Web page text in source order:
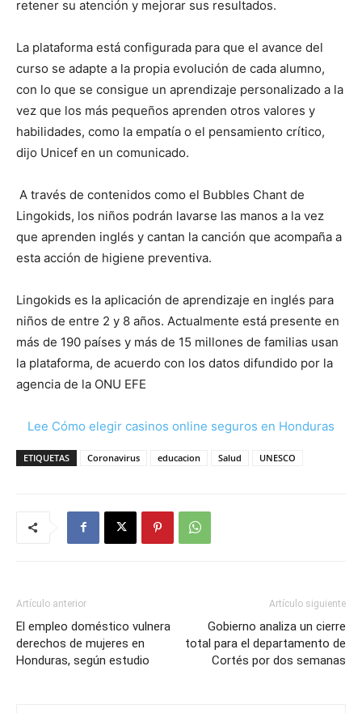
retener su atención y mejorar sus resultados.
La plataforma está configurada para que el avance del
curso se adapte a la propia evolución de cada alumno,
con lo que se consigue un aprendizaje personalizado a la
vez que los más pequeños aprenden otros valores y
habilidades, como la empatía o el pensamiento crítico,
dijo Unicef en un comunicado.
A través de contenidos como el Bubbles Chant de
Lingokids, los niños podrán lavarse las manos a la vez
que aprenden inglés y cantan la canción que acompaña a
esta acción de higiene preventiva.
Lingokids es la aplicación de aprendizaje en inglés para
niños de entre 2 y 8 años. Actualmente está presente en
más de 190 países y más de 15 millones de familias usan
la plataforma, de acuerdo con los datos difundido por la
agencia de la ONU EFE
Lee Cómo elegir casinos online seguros en Honduras
ETIQUETAS Coronavirus educacion Salud UNESCO
Artículo anterior
El empleo doméstico vulnera
derechos de mujeres en
Honduras, según estudio
Artículo siguiente
Gobierno analiza un cierre
total para el departamento de
Cortés por dos semanas